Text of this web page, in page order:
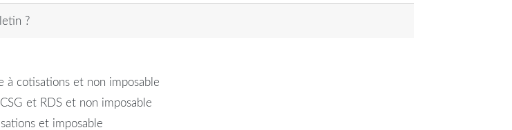
?
à cotisations et non imposable
et RDS et non imposable
et imposable